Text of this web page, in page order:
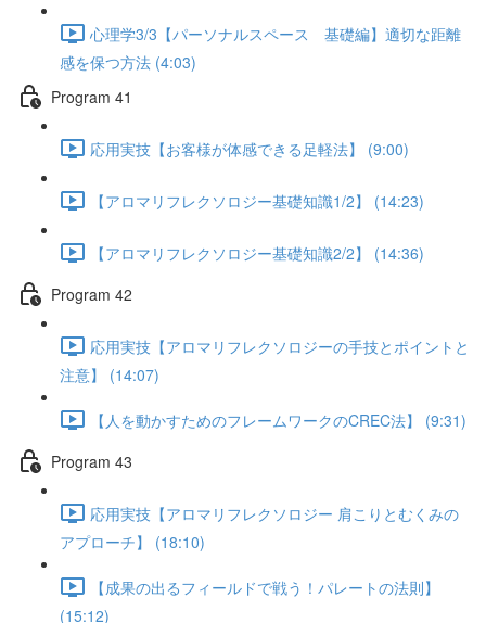
心理学3/3【パーソナルスペース 基礎編】適切な距離
感を保つ方法 (4:03)
Program 41
応用実技【お客様が体感できる足軽法】 (9:00)
【アロマリフレクソロジー基礎知識1/2】 (14:23)
【アロマリフレクソロジー基礎知識2/2】 (14:36)
Program 42
応用実技【アロマリフレクソロジーの手技とポイントと
注意】 (14:07)
【人を動かすためのフレームワークのCREC法】 (9:31)
Program 43
応用実技【アロマリフレクソロジー 肩こりとむくみの
アプローチ】 (18:10)
【成果の出るフィールドで戦う！パレートの法則】
(15:12)